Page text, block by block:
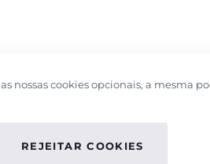
cookies opcionais, a mesma
REJEITAR COOKIES